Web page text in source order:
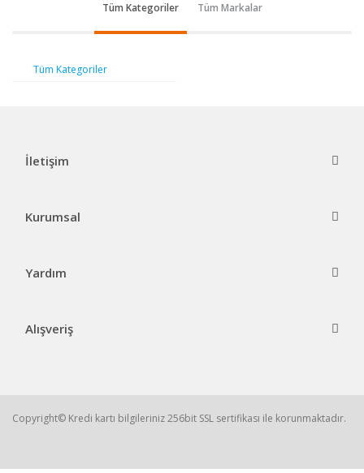
Tüm Kategoriler Tüm Markalar
Tüm Kategoriler
İletişim
Kurumsal
Yardım
Alışveriş
Copyright© Kredi kartı bilgileriniz 256bit SSL sertifikası ile korunmaktadır.